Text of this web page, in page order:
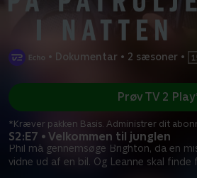
• Dokumentar • 2 sæsoner •
S2:E7 • Velkommen til junglen
Phil må gennemsøge Brighton, da en
vidne ud af en bil. Og Leanne skal finde
Prøv TV 2
*Kræver pakken Basis. Administrer dit